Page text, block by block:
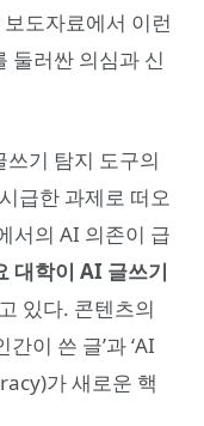
도자료에서 이런
둘러싼 의심과 신
쓰기 탐지 도구의
급한 과제로 떠오
서의 AI 의존이 급
대학이 AI 글쓰기
있다. 콘텐츠의
이 쓴 글’과 ‘AI
가 새로운 핵